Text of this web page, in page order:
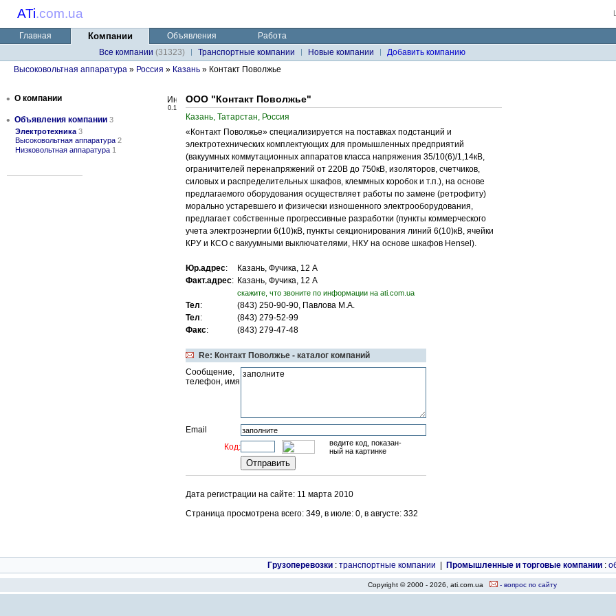
ATi.com.ua
Главная Компании Объявления
Работа
Все компании (31323) Транспортные компании Новые компании
Добавить компанию
Высоковольтная аппаратура » Россия » Казань » Контакт Поволжье
• О компании
• Объявления компании 3
Электротехника 3
Высоковольтная аппаратура 2
Низковольтная аппаратура 1
0.1
ООО "Контакт Поволжье"
Казань, Татарстан, Россия
«Контакт Поволжье» специализируется на поставках подстанций и
электротехнических комплектующих для промышленных предприятий
(вакуумных коммутационных аппаратов класса напряжения 35/10(6)/1,14кВ,
ограничителей перенапряжений от 220В до 750кВ, изоляторов, счетчиков,
силовых и распределительных шкафов, клеммных коробок и т.п.), на основе
предлагаемого оборудования осуществляет работы по замене (ретрофиту)
морально устаревшего и физически изношенного электрооборудования,
предлагает собственные прогрессивные разработки (пункты коммерческого
учета электроэнергии 6(10)кВ, пункты секционирования линий 6(10)кВ, ячейки
КРУ и КСО с вакуумными выключателями, НКУ на основе шкафов Hensel).
Юр.адрес:
Казань, Фучика, 12 А
Факт.адрес: Казань, Фучика, 12 А
cкажите, что звоните по информации на ati.com.ua
Тел:
(843) 250-90-90, Павлова М.А.
Тел:
(843) 279-52-99
Факс: (843) 279-47-48
Re: Контакт Поволжье - каталог компаний
Сообщение,
телефон, имя
Email
Код:
ведите код, показан-
ный на картинке
Дата регистрации на сайте: 11 марта 2010
Страница просмотрена всего: 349, в июле: 0, в августе: 332
Грузоперевозки : транспортные компании Промышленные и торговые компании :
Copyright © 2000 - 2026, ati.com.ua - вопрос по сайту